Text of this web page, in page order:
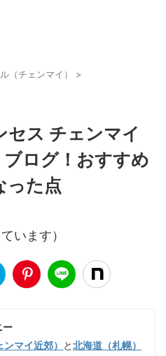
（チェンマイ） >
セス チェンマイ
ログ！おすすめ
った点
います）
ー
マイ近郊） と北海道（札幌）